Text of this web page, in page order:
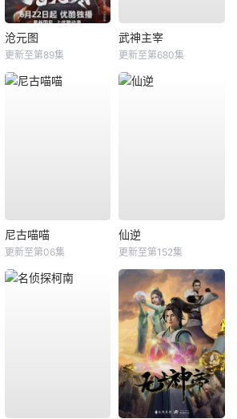
沧元图
更新至第89集
武神主宰
更新至第680集
尼古喵喵
更新至第06集
仙逆
更新至第152集